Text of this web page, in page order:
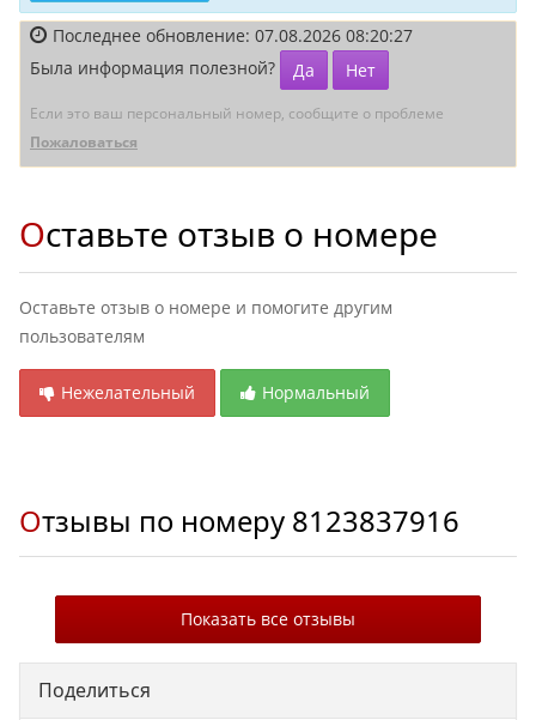
Последнее обновление: 07.08.2026 08:20:27
Была информация полезной?
Да Нет
Если это ваш персональный номер, сообщите о проблеме
Пожаловаться
Оставьте отзыв о номере
Оставьте отзыв о номере и помогите другим
пользователям
Нежелательный Нормальный
Отзывы по номеру 8123837916
Показать все отзывы
Поделиться